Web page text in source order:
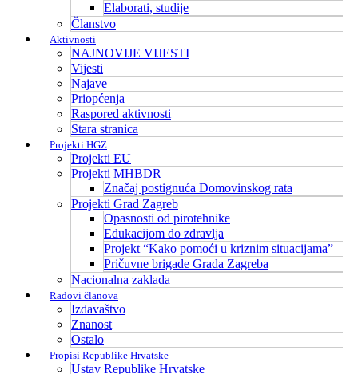
Elaborati, studije
Članstvo
Aktivnosti
NAJNOVIJE VIJESTI
Vijesti
Najave
Priopćenja
Raspored aktivnosti
Stara stranica
Projekti HGZ
Projekti EU
Projekti MHBDR
Značaj postignuća Domovinskog rata
Projekti Grad Zagreb
Opasnosti od pirotehnike
Edukacijom do zdravlja
Projekt “Kako pomoći u kriznim situacijama”
Pričuvne brigade Grada Zagreba
Nacionalna zaklada
Radovi članova
Izdavaštvo
Znanost
Ostalo
Propisi Republike Hrvatske
Ustav Republike Hrvatske